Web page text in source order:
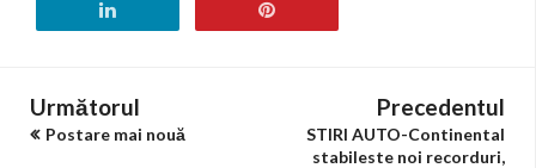
Următorul
Postare mai nouă
Precedentul
STIRI AUTO-Continental
stabileste noi recorduri,